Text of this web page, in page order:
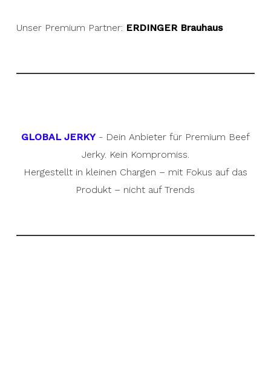
Unser Premium Partner: ERDINGER Brauhaus
GLOBAL JERKY- Dein Anbieter für Premium Beef
Jerky. Kein Kompromiss.
Hergestellt in kleinen Chargen – mit Fokus auf das
Produkt – nicht auf Trends